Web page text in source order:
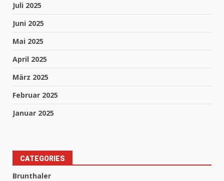
Juli 2025
Juni 2025
Mai 2025
April 2025
März 2025
Februar 2025
Januar 2025
CATEGORIES
Brunthaler